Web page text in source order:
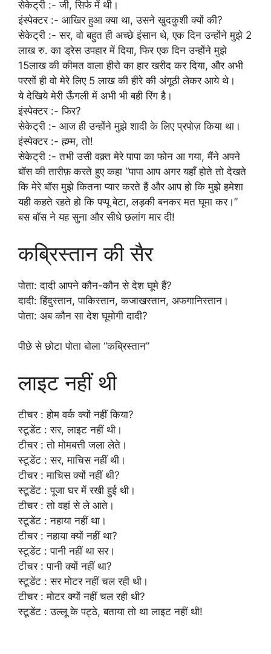
सेकेट्री :- जी, सिर्फ में थी।
इंस्पेक्टर :- आखिर हुआ क्या था, उसने खुदकुशी क्यों की?
सेकेट्री :- सर, वो बहुत ही अच्छे इंसान थे, एक दिन उन्होंने मुझे 2
लाख रु. का ड्रेस उपहार में दिया, फिर एक दिन उन्होंने मुझे
15लाख की कीमत वाला हीरो का हार खरीद कर दिया, और अभी
परसों ही वो मेरे लिए 5 लाख की हीरे की अंगूठी लेकर आये थे।
ये देखिये मेरी ऊँगली में अभी भी बही रिंग है।
इंस्पेक्टर :- फिर?
सेकेट्री :- आज ही उन्होंने मुझे शादी के लिए प्रपोज़ किया था।
इंस्पेक्टर :- ह्म्म्म, तो!
सेकेट्री :- तभी उसी वक़्त मेरे पापा का फोन आ गया, मैंने अपने
बॉस की तारीफ़ करते हुए कहा “पापा आप अगर यहाँ होते तो देखते
कि मेरे बॉस मुझे कितना प्यार करते हैं और आप हो कि मुझे हमेशा
यही कहते रहते हो कि पप्पू बेटा, लड़की बनकर मत घूमा कर।”
बस बॉस ने यह सुना और सीधे छलांग मार दी!
कब्रिस्तान की सैर
पोता: दादी आपने कौन-कौन से देश घूमे हैं?
दादी: हिंदुस्तान, पाकिस्तान, कजाखस्तान, अफगानिस्तान।
पोता: अब कौन सा देश घूमोगी दादी?
पीछे से छोटा पोता बोला “कब्रिस्तान”
लाइट नहीं थी
टीचर : होम वर्क क्यों नहीं किया?
स्टूडेंट : सर, लाइट नहीं थी।
टीचर : तो मोमबत्ती जला लेते।
स्टूडेंट : सर, माचिस नहीं थी।
टीचर : माचिस क्यों नहीं थी?
स्टूडेंट : पूजा घर में रखी हुई थी।
टीचर : तो वहां से ले आते।
स्टूडेंट : नहाया नहीं था।
टीचर : नहाया क्यों नहीं था?
स्टूडेंट : पानी नहीं था सर।
टीचर : पानी क्यों नहीं था?
स्टूडेंट : सर मोटर नहीं चल रही थी।
टीचर : मोटर क्यों नहीं चल रही थी?
स्टूडेंट : उल्लू के पट्ठे, बताया तो था लाइट नहीं थी!